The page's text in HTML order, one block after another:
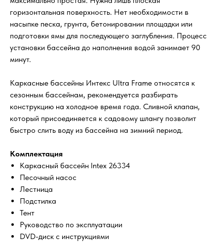
горизонтальная поверхность. Нет необходимости в
насыпке песка, грунта, бетонировании площадки или
подготовки ямы для последующего заглубления. Процесс
установки бассейна до наполнения водой занимает 90
минут.
Каркасные бассейны Интекс Ultra Frame относятся к
сезонным бассейнам, рекомендуется разбирать
конструкцию на холодное время года. Сливной клапан,
который присоединяется к садовому шлангу позволит
быстро слить воду из бассейна на зимний период.
Комплектация
Каркасный бассейн Intex 26334
Песочный насос
Лестница
Подстилка
Тент
Руководство по эксплуатации
DVD-диск с инструкциями